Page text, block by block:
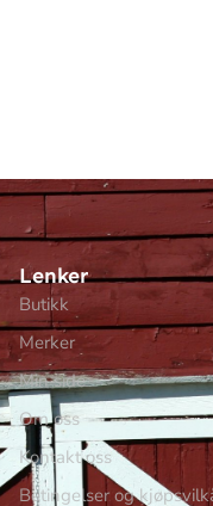
Lenker
Butikk
Merker
Min side
Om oss
Kontakt oss
Betingelser og